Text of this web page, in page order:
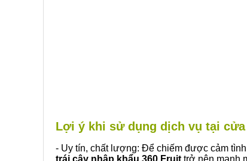
Lợi ý khi sử dụng dịch vụ tại cửa
- Uy tín, chất lượng: Để chiếm được cảm
trái cây nhập khẩu 360 Fruit trở nên mạnh